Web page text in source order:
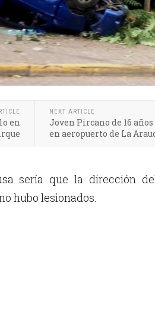
en
NEXT ARTICLE
Joven Pircano de 16
en aeropuerto de La
sería que la dirección
hubo lesionados.